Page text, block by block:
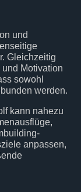
und
Gleichzeitig
Motivation
sowohl
werden.
kann nahezu
anpassen,